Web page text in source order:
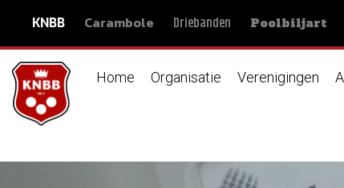
KNBB Carambole Driebanden Poolbiljart
Home Organisatie Verenigingen